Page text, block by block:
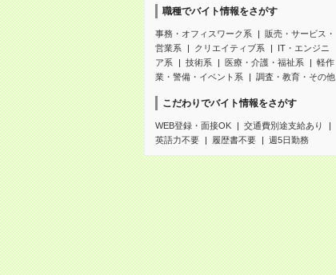
職種でバイト情報をさがす
事務・オフィスワーク系
販売・サービス・
営業系
クリエイティブ系
IT・エンジニ
ア系
技術系 医療・介護・福祉系
軽作
業・警備・イベント系
調査・教育・その他
こだわりでバイト情報をさがす
WEB登録・面接OK
交通費別途支給あり
英語力不要
履歴書不要 週5日勤務